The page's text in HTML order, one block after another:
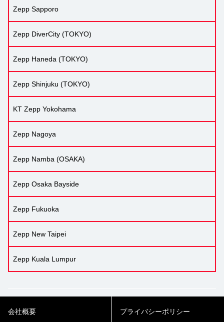
Zepp Sapporo
Zepp DiverCity (TOKYO)
Zepp Haneda (TOKYO)
Zepp Shinjuku (TOKYO)
KT Zepp Yokohama
Zepp Nagoya
Zepp Namba (OSAKA)
Zepp Osaka Bayside
Zepp Fukuoka
Zepp New Taipei
Zepp Kuala Lumpur
会社概要 プライバシーポリシー